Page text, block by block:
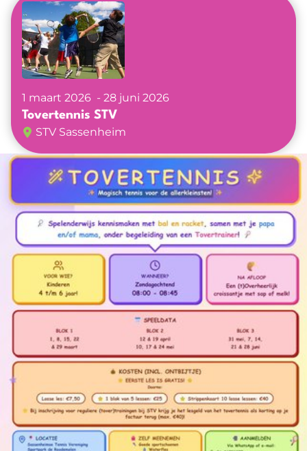
Nieuwkomers projecten
1 maart 2026 28 juni 2026
Tovertennis STV
STV Sassenheim